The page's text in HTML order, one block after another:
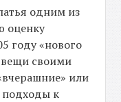
одним из
оценку
году «нового
своими
или
подходы к